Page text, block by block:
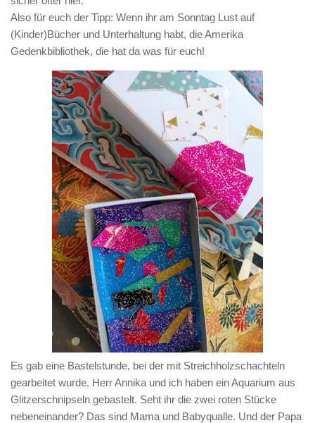
Also für euch der Tipp: Wenn ihr am Sonntag Lust auf
(Kinder)Bücher und Unterhaltung habt, die Amerika
Gedenkbibliothek, die hat da was für euch!
Es gab eine Bastelstunde, bei der mit Streichholzschachteln
gearbeitet wurde. Herr Annika und ich haben ein Aquarium aus
Glitzerschnipseln gebastelt. Seht ihr die zwei roten Stücke
nebeneinander? Das sind Mama und Babyqualle. Und der Papa